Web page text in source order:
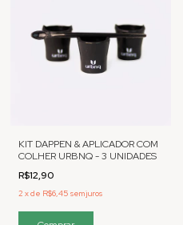
KIT DAPPEN & APLICADOR COM
COLHER URBNQ - 3 UNIDADES
R$12,90
2 xde R$6,45 sem juros